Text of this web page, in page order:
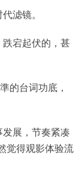
滤镜。
宕起伏的，甚
的台词功底，
展，节奏紧凑
觉得观影体验流